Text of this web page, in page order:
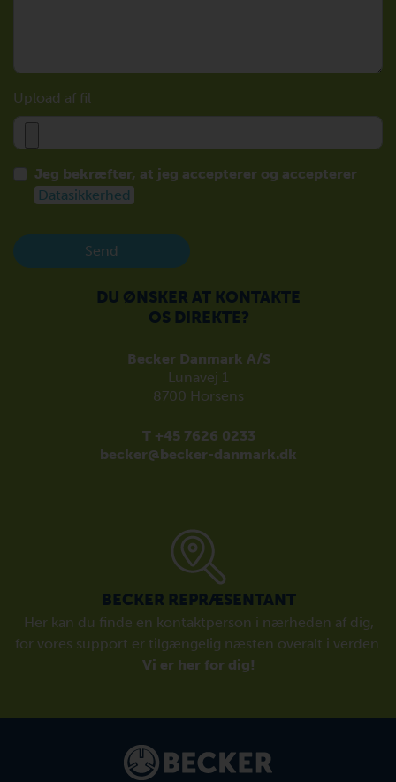
Upload af fil
Jeg bekræfter, at jeg accepterer og accepterer
Datasikkerhed
Send
DU ØNSKER AT KONTAKTE
OS DIREKTE?
Becker Danmark A/S
Lunavej 1
8700 Horsens
T +45 7626 0233
becker@becker-danmark.dk
BECKER REPRÆSENTANT
Her kan du finde en kontaktperson i nærheden af dig,
for vores support er tilgængelig næsten overalt i verden.
Vi er her for dig!